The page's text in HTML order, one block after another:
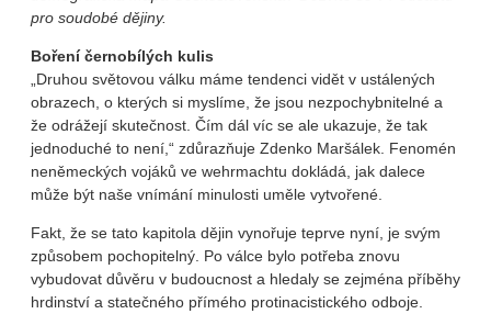
pro soudobé dějiny.
Boření černobílých kulis
„Druhou světovou válku máme tendenci vidět v ustálených
obrazech, o kterých si myslíme, že jsou nezpochybnitelné a
že odrážejí skutečnost. Čím dál víc se ale ukazuje, že tak
jednoduché to není,“ zdůrazňuje Zdenko Maršálek. Fenomén
neněmeckých vojáků ve wehrmachtu dokládá, jak dalece
může být naše vnímání minulosti uměle vytvořené.
Fakt, že se tato kapitola dějin vynořuje teprve nyní, je svým
způsobem pochopitelný. Po válce bylo potřeba znovu
vybudovat důvěru v budoucnost a hledaly se zejména příběhy
hrdinství a statečného přímého protinacistického odboje.